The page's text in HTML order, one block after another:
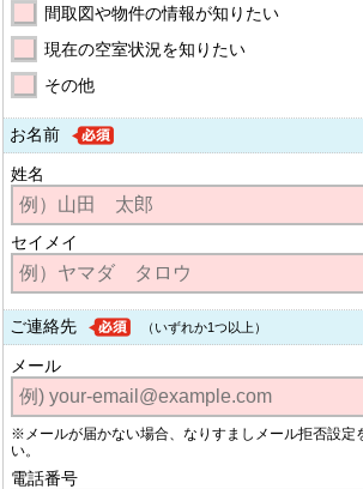
間取図や物件の情報が知りたい
現在の空室状況を知りたい
その他
お名前
姓名
セイメイ
ご連絡先 （いずれか1つ以上）
メール
※メールが届かない場合、なりすましメール拒否設定
い。
電話番号